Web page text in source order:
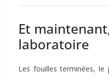
Et
laboratoire
Les fouilles terminées,